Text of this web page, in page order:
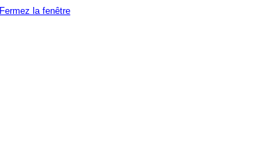
Fermez la fenêtre